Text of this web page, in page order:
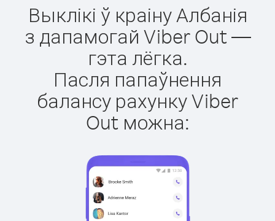
Выклікі ў краіну Албанія
з дапамогай Viber Out —
гэта лёгка.
Пасля папаўнення
балансу рахунку Viber
Out можна: